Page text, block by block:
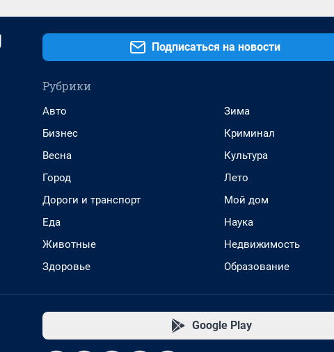
Подписаться на новости
Рубрики
Авто
Бизнес
Весна
Город
Дороги и транспорт
Еда
Животные
Здоровье
Зима
Криминал
Культура
Лето
Мой дом
Наука
Недвижимость
Образование
Google Play